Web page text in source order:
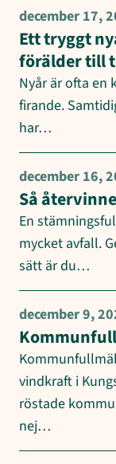
december 17,
Ett tryggt
förälder till
Nyår är ofta en
firande.
har…
december 16,
Så
En
mycket avfall.
sätt är du…
december 9,
vindkraft i
röstade
nej…